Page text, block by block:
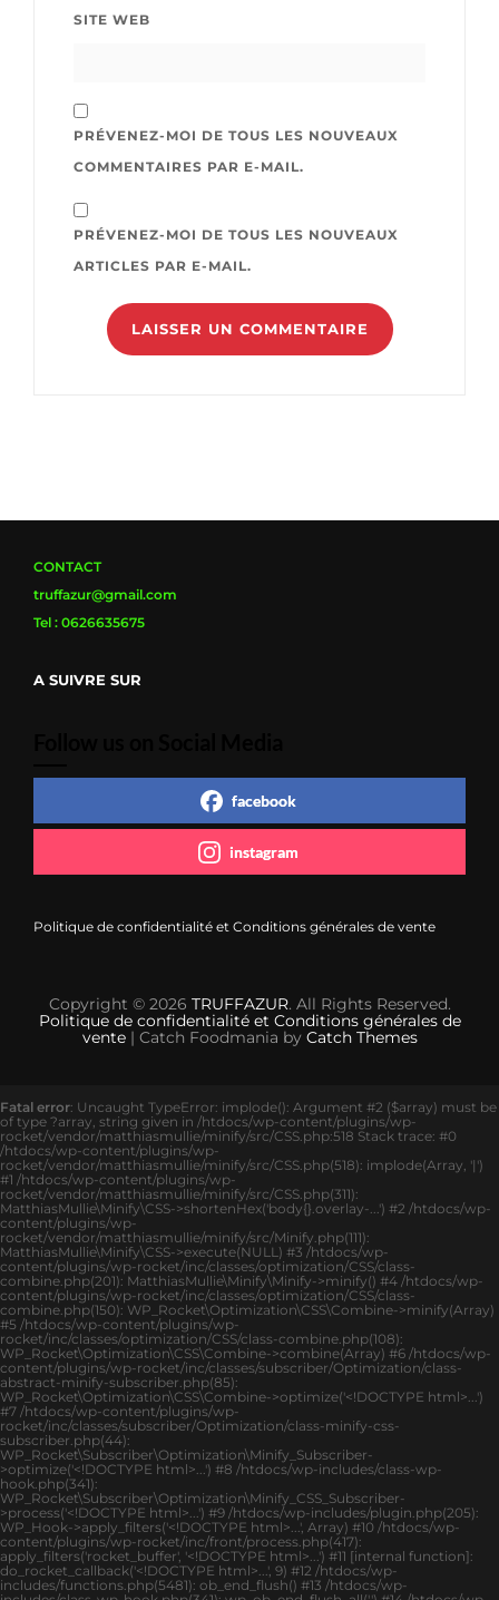
SITE WEB
PRÉVENEZ-MOI DE TOUS LES NOUVEAUX
COMMENTAIRES PAR E-MAIL.
PRÉVENEZ-MOI DE TOUS LES NOUVEAUX
ARTICLES PAR E-MAIL.
CONTACT
truffazur@gmail.com
Tel : 0626635675
A SUIVRE SUR
facebook
instagram
Politique de confidentialité et Conditions générales de vente
Copyright © 2026 TRUFFAZUR. All Rights Reserved.
Politique de confidentialité et Conditions générales de
vente| Catch Foodmania by Catch Themes
Fatal error: Uncaught TypeError: implode(): Argument #2 ($array) must be
of type ?array, string given in /htdocs/wp-content/plugins/wp-
rocket/vendor/matthiasmullie/minify/src/CSS.php:518 Stack trace: #0
/htdocs/wp-content/plugins/wp-
rocket/vendor/matthiasmullie/minify/src/CSS.php(518): implode(Array, '|')
#1 /htdocs/wp-content/plugins/wp-
rocket/vendor/matthiasmullie/minify/src/CSS.php(311):
MatthiasMullie\Minify\CSS->shortenHex('body{}.overlay-...') #2 /htdocs/wp-
content/plugins/wp-
rocket/vendor/matthiasmullie/minify/src/Minify.php(111):
MatthiasMullie\Minify\CSS->execute(NULL) #3 /htdocs/wp-
content/plugins/wp-rocket/inc/classes/optimization/CSS/class-
combine.php(201): MatthiasMullie\Minify\Minify->minify() #4 /htdocs/wp-
content/plugins/wp-rocket/inc/classes/optimization/CSS/class-
combine.php(150): WP_Rocket\Optimization\CSS\Combine->minify(Array)
#5 /htdocs/wp-content/plugins/wp-
rocket/inc/classes/optimization/CSS/class-combine.php(108):
WP_Rocket\Optimization\CSS\Combine->combine(Array) #6 /htdocs/wp-
content/plugins/wp-rocket/inc/classes/subscriber/Optimization/class-
abstract-minify-subscriber.php(85):
WP_Rocket\Optimization\CSS\Combine->optimize('<!DOCTYPE html>...')
#7 /htdocs/wp-content/plugins/wp-
rocket/inc/classes/subscriber/Optimization/class-minify-css-
subscriber.php(44):
WP_Rocket\Subscriber\Optimization\Minify_Subscriber-
>optimize('<!DOCTYPE html>...') #8 /htdocs/wp-includes/class-wp-
hook.php(341):
WP_Rocket\Subscriber\Optimization\Minify_CSS_Subscriber-
>process('<!DOCTYPE html>...') #9 /htdocs/wp-includes/plugin.php(205):
WP_Hook->apply_filters('<!DOCTYPE html>...', Array) #10 /htdocs/wp-
content/plugins/wp-rocket/inc/front/process.php(417):
apply_filters('rocket_buffer', '<!DOCTYPE html>...') #11 [internal function]:
do_rocket_callback('<!DOCTYPE html>...', 9) #12 /htdocs/wp-
includes/functions.php(5481): ob_end_flush() #13 /htdocs/wp-